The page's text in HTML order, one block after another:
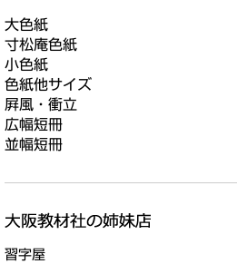
大色紙
寸松庵色紙
小色紙
色紙他サイズ
屛風・衝立
広幅短冊
並幅短冊
習字屋